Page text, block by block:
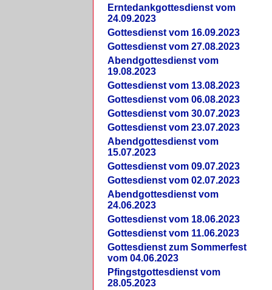
Erntedankgottesdienst vom
24.09.2023
Gottesdienst vom 16.09.2023
Gottesdienst vom 27.08.2023
Abendgottesdienst vom
19.08.2023
Gottesdienst vom 13.08.2023
Gottesdienst vom 06.08.2023
Gottesdienst vom 30.07.2023
Gottesdienst vom 23.07.2023
Abendgottesdienst vom
15.07.2023
Gottesdienst vom 09.07.2023
Gottesdienst vom 02.07.2023
Abendgottesdienst vom
24.06.2023
Gottesdienst vom 18.06.2023
Gottesdienst vom 11.06.2023
Gottesdienst zum Sommerfest
vom 04.06.2023
Pfingstgottesdienst vom
28.05.2023